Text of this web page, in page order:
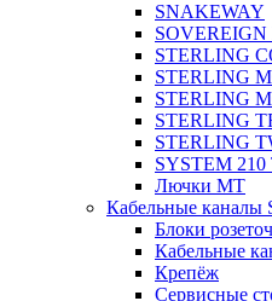
SNAKEWAY
SOVEREIGN
STERLING
STERLING
STERLING
STERLING
STERLING
SYSTEM
Лючки MT
Кабельные
Блоки
Кабельные
Крепёж
Сервисные